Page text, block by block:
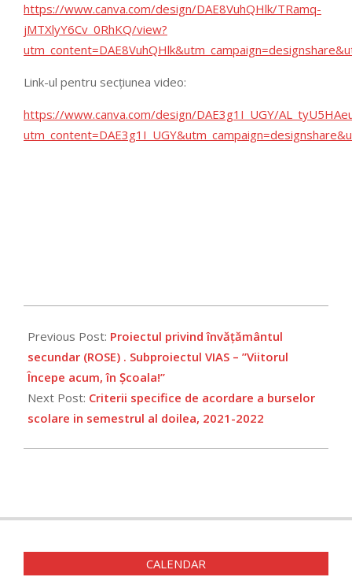
https://www.canva.com/design/DAE8VuhQHlk/TRamq-
jMTXlyY6Cv_0RhKQ/view?
Link-ul pentru secțiunea video:
https://www.canva.com/design/DAE3g1I_UGY/
03-
10
Previous Post: Proiectul privind învățământul
secundar (ROSE) . Subproiectul VIAS – ”Viitorul
Începe acum, în Școala!”
Next Post: Criterii specifice de acordare a burselor
scolare in semestrul al doilea, 2021-2022
CALENDAR